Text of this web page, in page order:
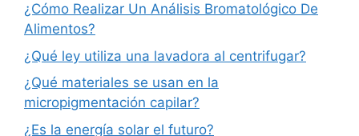
¿Cómo Realizar Un Análisis Bromatológico De
Alimentos?
¿Qué ley utiliza una lavadora al centrifugar?
¿Qué materiales se usan en la
micropigmentación capilar?
¿Es la energía solar el futuro?